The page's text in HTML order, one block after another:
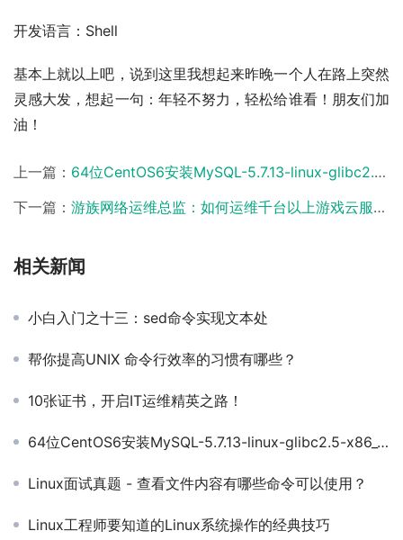
开发语言：Shell
基本上就以上吧，说到这里我想起来昨晚一个人在路上突然
灵感大发，想起一句：年轻不努力，轻松给谁看！朋友们加
油！
上一篇： 64位CentOS6安装MySQL-5.7.13-linux-glibc2.5-x86_64.tar.gz
下一篇： 游族网络运维总监：如何运维千台以上游戏云服务器
相关新闻
小白入门之十三：sed命令实现文本处
帮你提高UNIX 命令行效率的习惯有哪些？
10张证书，开启IT运维精英之路！
64位CentOS6安装MySQL-5.7.13-linux-glibc2.5-x86_64.tar.gz
Linux面试真题 - 查看文件内容有哪些命令可以使用？
Linux工程师要知道的Linux系统操作的经典技巧